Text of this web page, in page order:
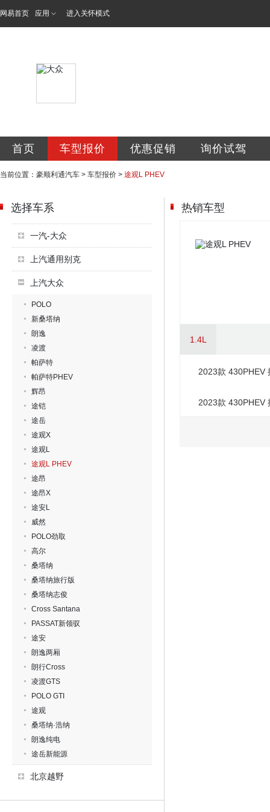
网易首页 应用 进入关怀模式
首页 车型报价 优惠促销 询价试驾
当前位置： 豪顺利通汽车 > 车型报价 > 途观L PHEV
选择车系
一汽-大众
上汽通用别克
上汽大众
POLO
新桑塔纳
朗逸
凌渡
帕萨特
帕萨特PHEV
辉昂
途铠
途岳
途观X
途观L
途观L PHEV
途昂
途昂X
途安L
威然
POLO劲取
高尔
桑塔纳
桑塔纳旅行版
桑塔纳志俊
Cross Santana
PASSAT新领驭
途安
朗逸两厢
朗行Cross
凌渡GTS
POLO GTI
途观
桑塔纳·浩纳
朗逸纯电
途岳新能源
北京越野
热销车型
1.4L
2023款 430PHEV
2023款 430PHEV